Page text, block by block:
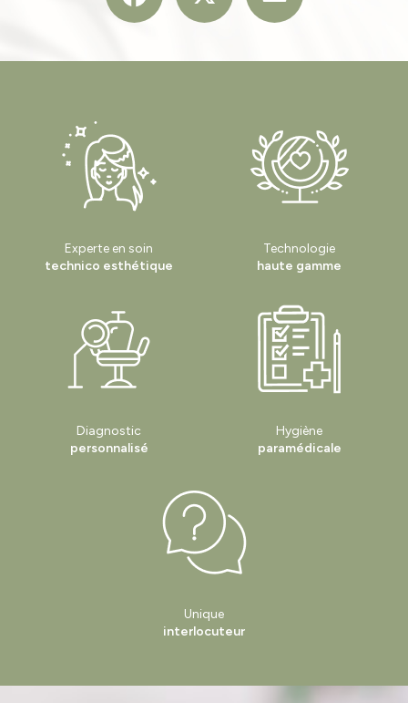
Experte en soin
technico esthétique
Technologie
haute gamme
Diagnostic
personnalisé
Hygiène
paramédicale
Unique
interlocuteur